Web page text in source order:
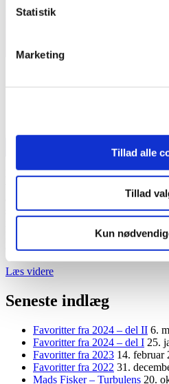
Statistik
Marketing
Tillad alle
Tillad
Kun
Det underlige ved en liste over
at fungere som en tidskapsel. Man
sikker på, at hvad man finder
konstant udvikling, vi er et helt
og så videre.
Læs videre“Favoritter
2019”
Seneste indlæg
Favoritter fra 2024 – del II 6.
Favoritter fra 2024 – del I 25.
Favoritter fra 2023 14. februar
Favoritter fra 2022 31.
Mads Fisker – Turbulens 20.